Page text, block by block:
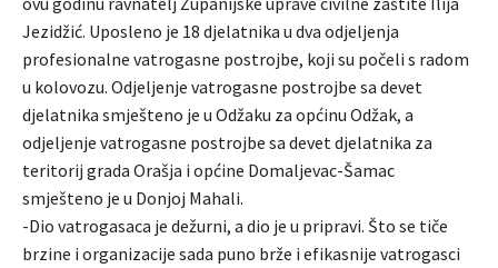
Jezidžić. Uposleno je 18 djelatnika u dva odjeljenja
profesionalne vatrogasne postrojbe, koji su počeli s radom
u kolovozu. Odjeljenje vatrogasne postrojbe sa devet
djelatnika smješteno je u Odžaku za općinu Odžak, a
odjeljenje vatrogasne postrojbe sa devet djelatnika za
teritorij grada Orašja i općine Domaljevac-Šamac
smješteno je u Donjoj Mahali.
-Dio vatrogasaca je dežurni, a dio je u pripravi. Što se tiče
brzine i organizacije sada puno brže i efikasnije vatrogasci